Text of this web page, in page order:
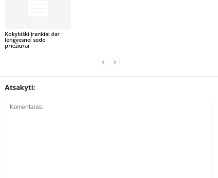
Kokybiški įrankiai dar
lengvesnei sodo
priežiūrai
Atsakyti: